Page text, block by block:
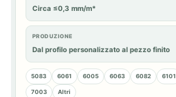
Circa ≤0,3 mm/m*
PRODUZIONE
Dal profilo personalizzato al pezzo finito
5083 6061 6005 6063 6082 6101
7003 Altri